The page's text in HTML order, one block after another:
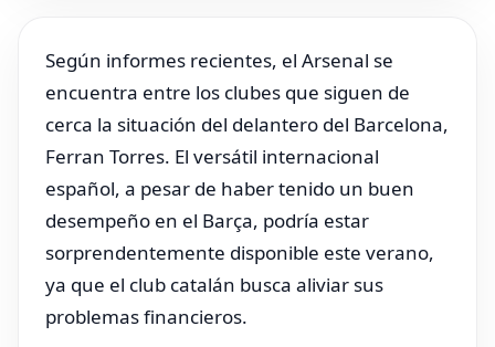
Según informes recientes, el Arsenal se
encuentra entre los clubes que siguen de
cerca la situación del delantero del Barcelona,
Ferran Torres. El versátil internacional
español, a pesar de haber tenido un buen
desempeño en el Barça, podría estar
sorprendentemente disponible este verano,
ya que el club catalán busca aliviar sus
problemas financieros.